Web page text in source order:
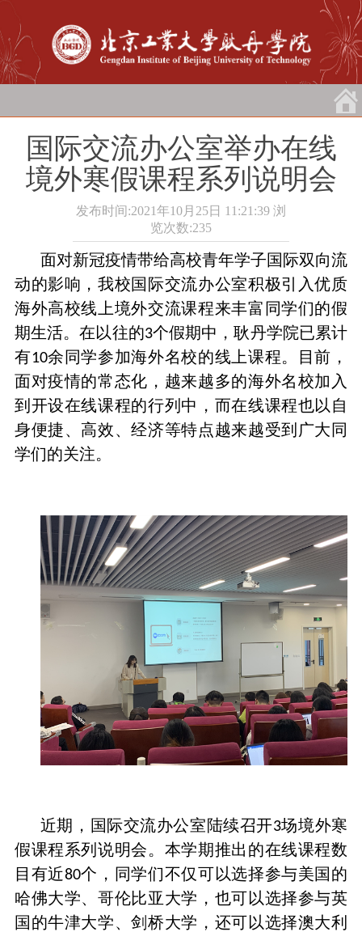
国际交流办公室举办在线
境外寒假课程系列说明会
发布时间:2021年10月25日 11:21:39 浏
览次数:235
面对新冠疫情带给高校青年学子国际双向流
动的影响，我校国际交流办公室积极引入优质
海外高校线上境外交流课程来丰富同学们的假
期生活。在以往的3个假期中，耿丹学院已累计
有10余同学参加海外名校的线上课程。目前，
面对疫情的常态化，越来越多的海外名校加入
到开设在线课程的行列中，而在线课程也以自
身便捷、高效、经济等特点越来越受到广大同
学们的关注。
近期，国际交流办公室陆续召开3场境外寒
假课程系列说明会。本学期推出的在线课程数
目有近80个，同学们不仅可以选择参与美国的
哈佛大学、哥伦比亚大学，也可以选择参与英
国的牛津大学、剑桥大学，还可以选择澳大利